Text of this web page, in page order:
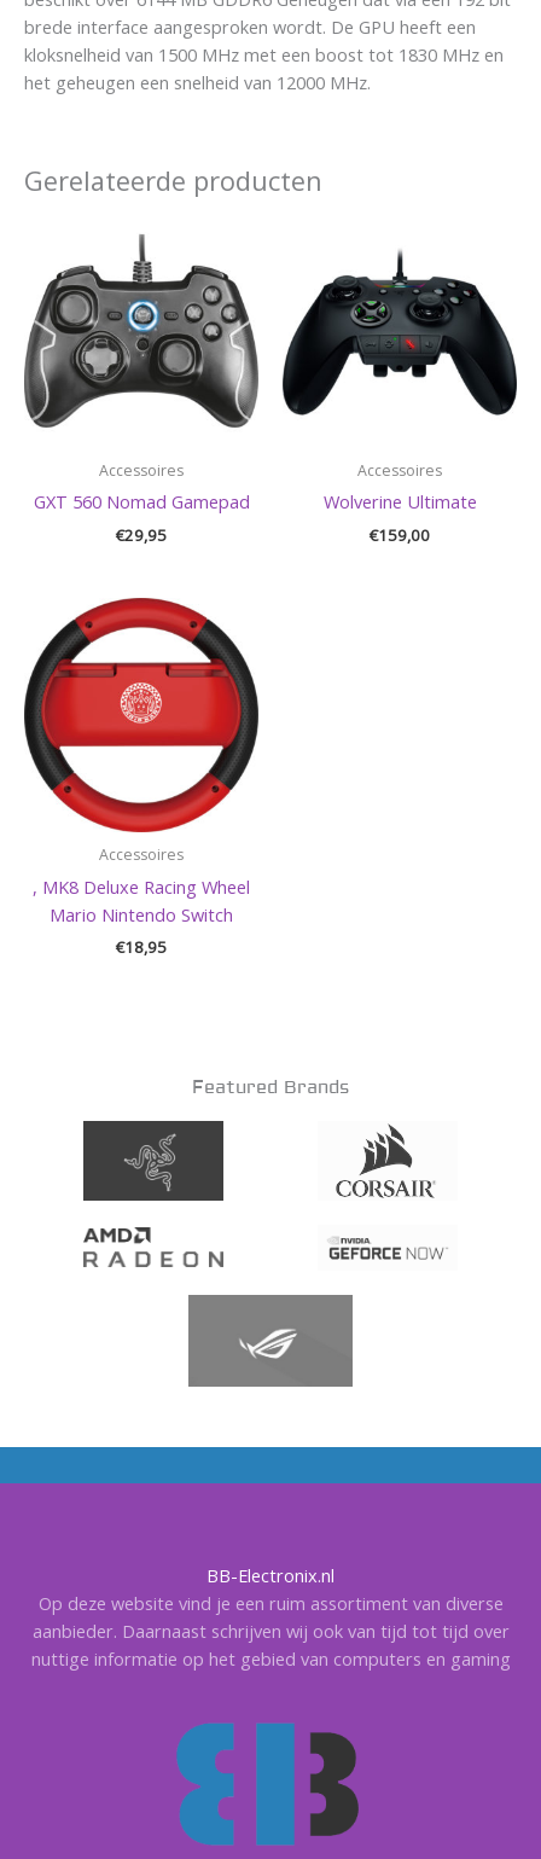
brede interface aangesproken wordt. De GPU heeft een
kloksnelheid van 1500 MHz met een boost tot 1830 MHz en
het geheugen een snelheid van 12000 MHz.
Gerelateerde producten
Accessoires
GXT 560 Nomad Gamepad
€29,95
Accessoires
Wolverine Ultimate
€159,00
Accessoires
, MK8 Deluxe Racing Wheel
Mario Nintendo Switch
€18,95
Featured Brands
BB-Electronix.nl
Op deze website vind je een ruim assortiment van diverse
aanbieder. Daarnaast schrijven wij ook van tijd tot tijd over
nuttige informatie op het gebied van computers en gaming